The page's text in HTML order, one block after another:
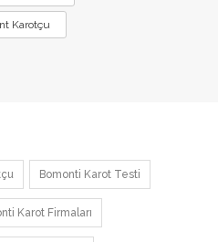
Karotçu
Bomonti Karot Testi
Karot Firmaları